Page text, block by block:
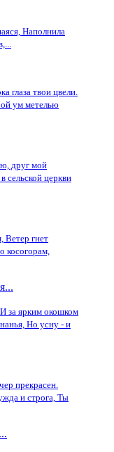
Наполнила
глаза твои цвели.
ум метелью
друг мой
сельской церкви
Ветер гнет
косогорам,
за ярким окошком
Но усну - и
прекрасен.
и строга, Ты